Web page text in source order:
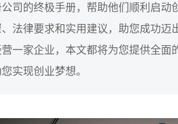
司的终极手册，帮助他们顺利启动
法律要求和实用建议，助您成功迈
一家企业，本文都将为您提供全面
实现创业梦想。